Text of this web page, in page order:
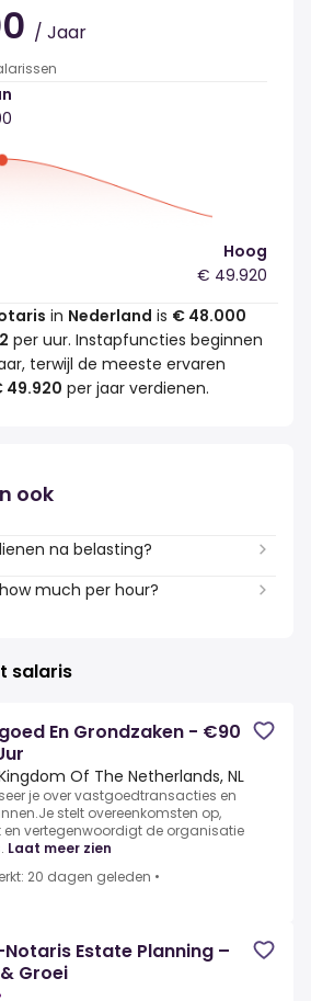
/ Jaar
in Nederland is € 48.000
per uur. Instapfuncties beginnen
terwijl de meeste ervaren
49.920 per jaar verdienen.
Hoog
€ 49.920
ook
na belasting?
much per hour?
salaris
En Grondzaken - €90
Of The Netherlands, NL
je over vastgoedtransacties en
stelt overeenkomsten op,
vertegenwoordigt de organisatie
Laat meer zien
20 dagen geleden •
Estate Planning –
Groei